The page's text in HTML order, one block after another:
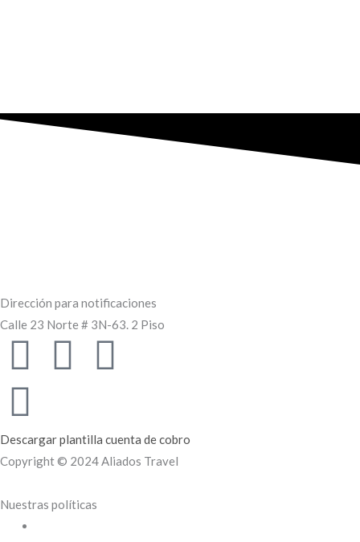
Dirección para notificaciones
Calle 23 Norte # 3N-63. 2 Piso
F
a
c
e
b
I
s
t
a
L
n
k
Descargar plantilla cuenta de cobro
Copyright © 2024 Aliados Travel
Nuestras políticas